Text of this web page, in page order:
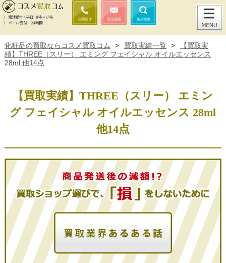
化粧品の買取ならコスメ買取コム > 買取実績一覧 >
【買取実
績】THREE（スリー） エミング フェイシャル オイルエッセンス
28ml 他14点
【買取実績】THREE（スリー） エミン
グ フェイシャル オイルエッセンス 28ml
他14点